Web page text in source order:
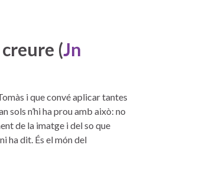
(Jn
i que convé aplicar tantes
sols n’hi ha prou amb això: no
de la imatge i del so que
ha dit. És el món del